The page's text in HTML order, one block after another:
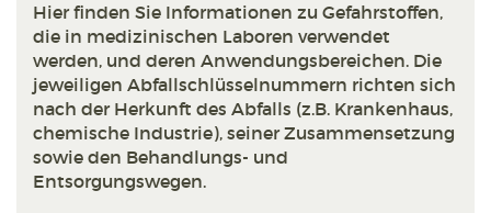
Hier finden Sie Informationen zu Gefahrstoffen,
die in medizinischen Laboren verwendet
werden, und deren Anwendungsbereichen. Die
jeweiligen Abfallschlüsselnummern richten sich
nach der Herkunft des Abfalls (z.B. Krankenhaus,
chemische Industrie), seiner Zusammensetzung
sowie den Behandlungs- und
Entsorgungswegen.